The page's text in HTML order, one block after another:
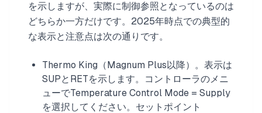
を示しますが、実際に制御参照となっているのは
どちらか一方だけです。2025年時点での典型的
な表示と注意点は次の通りです。
Thermo King（Magnum Plus以降）。表示は
SUPとRETを示します。コントローラのメニ
ューでTemperature Control Mode = Supply
を選択してください。セットポイント